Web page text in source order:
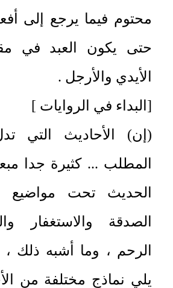
محتوم فيما يرجع إلى
حتى يكون العبد في
الأيدي والأرجل .
[البداء في الروايات ]
(إن) الأحاديث التي
المطلب ... كثيرة جدا
الحديث تحت مواضيع
الصدقة والاستغفار
الرحم ، وما أشبه ذلك ،
يلي نماذج مختلفة من